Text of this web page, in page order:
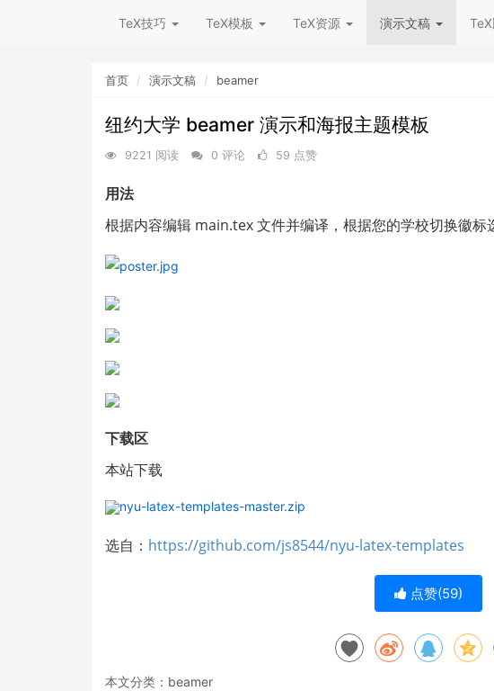
TeX技巧 TeX模板 TeX资源 演示文稿
首页 演示文稿 beamer
纽约大学 beamer 演示和海报主题模板
9221 阅读 0 评论 59 点赞
用法
根据内容编辑 main.tex 文件并编译，根据您的学校切换徽标
下载区
本站下载
nyu-latex-templates-master.zip
选自： https://github.com/js8544/nyu-latex-templates
点赞(59)
本文分类： beamer